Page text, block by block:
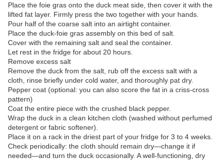
Place the foie gras onto the duck meat side, then cover it with the
lifted fat layer. Firmly press the two together with your hands.
Pour half of the coarse salt into an airtight container.
Place the duck-foie gras assembly on this bed of salt.
Cover with the remaining salt and seal the container.
Let rest in the fridge for about 20 hours.
Remove excess salt
Remove the duck from the salt, rub off the excess salt with a
cloth, rinse briefly under cold water, and thoroughly pat dry.
Pepper coat (optional: you can also score the fat in a criss-cross
pattern)
Coat the entire piece with the crushed black pepper.
Wrap the duck in a clean kitchen cloth (washed without perfumed
detergent or fabric softener).
Place it on a rack in the driest part of your fridge for 3 to 4 weeks.
Check periodically: the cloth should remain dry—change it if
needed—and turn the duck occasionally. A well-functioning, dry